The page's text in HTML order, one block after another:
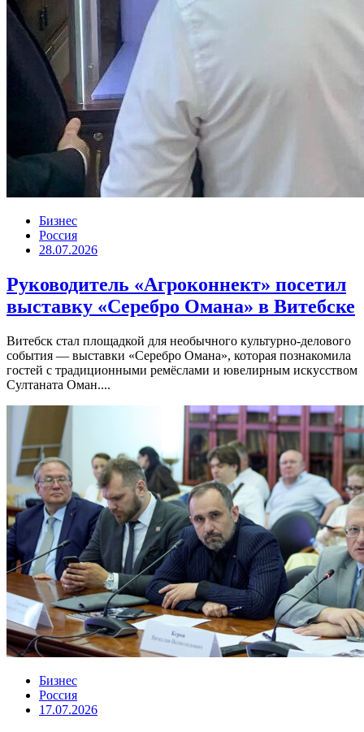
Бизнес
Россия
28.07.2026
Руководитель «Агроконнект» посетил
выставку «Серебро Омана» в Витебске
Витебск стал площадкой для необычного культурно-делового
события — выставки «Серебро Омана», которая познакомила
гостей с традиционными ремёслами и ювелирным искусством
Султаната Оман....
Бизнес
Россия
17.07.2026